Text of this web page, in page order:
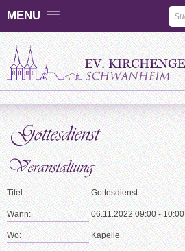
MENU
Titel: Gottesdienst
Wann: 06.11.2022 09:00 - 10:00
Wo: Kapelle